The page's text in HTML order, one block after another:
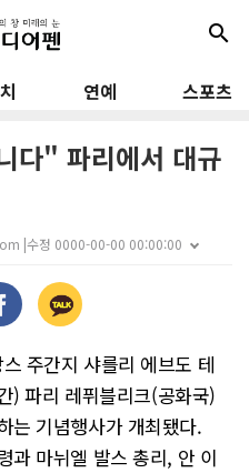
search
연예 스포츠
다" 파리에서 대규
|수정 0000-00-00 00:00:00
주간지 샤를리 에브도 테
) 파리 레퓌블리크(공화국)
는 기념행사가 개최됐다.
과 마뉘엘 발스 총리, 안 이